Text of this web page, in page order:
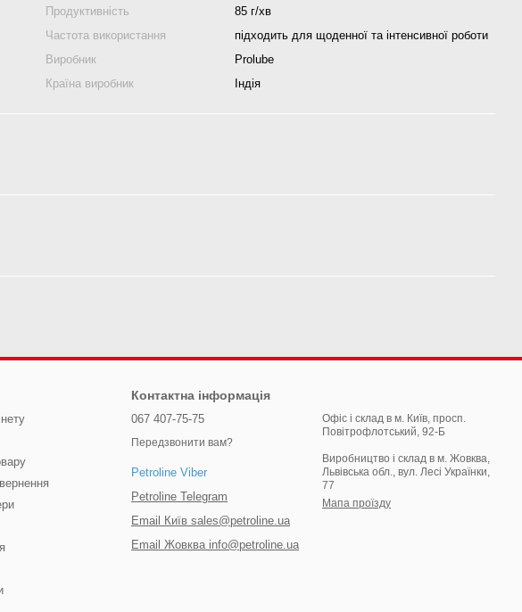
Продуктивність
85 г/хв
Частота використання
підходить для щоденної та інтенсивної роботи
Виробник
Prolube
Країна виробник
Індія
Контактна інформація
067 407-75-75
Передзвонити вам?
Petroline Viber
Petroline Telegram
Email Київ sales@petroline.ua
Email Жовква info@petroline.ua
Офіс і склад в м. Київ, просп.
Повітрофлотський, 92-Б
Виробництво і склад в м. Жовква,
Львівська обл., вул. Лесі Українки,
77
Мапа проїзду